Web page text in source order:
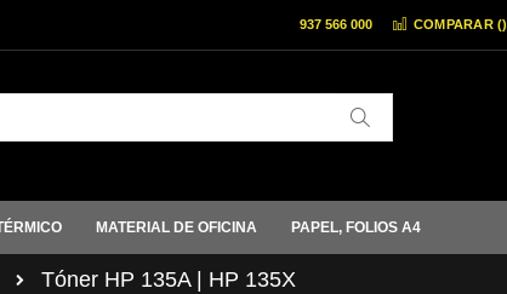
COMPARAR ()
937 566 000
MATERIAL DE OFICINA PAPEL, FOLIOS A4
Tóner HP 135A | HP 135X